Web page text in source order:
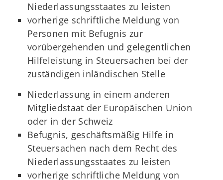
Niederlassungsstaates zu leisten
vorherige schriftliche Meldung von
Personen mit Befugnis zur
vorübergehenden und gelegentlichen
Hilfeleistung in Steuersachen bei der
zuständigen inländischen Stelle
Niederlassung in einem anderen
Mitgliedstaat der Europäischen Union
oder in der Schweiz
Befugnis, geschäftsmäßig Hilfe in
Steuersachen nach dem Recht des
Niederlassungsstaates zu leisten
vorherige schriftliche Meldung von